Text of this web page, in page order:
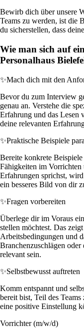
Bewirb dich über unsere
Teams zu werden, ist die
du sicherstellen, dass
Wie man sich auf
Personalhaus
✨Mach dich mit den
Bevor du zum Interview
genau an. Verstehe die
Erfahrung und das Lesen
deine relevanten
✨Praktische Beispiele
Bereite konkrete
Fähigkeiten im Vorrichten
Erfahrungen sprichst,
ein besseres Bild von dir
✨Fragen vorbereiten
Überlege dir im Voraus
stellen möchtest. Das
Arbeitsbedingungen und
Branchenzuschlägen
relevant sein.
✨Selbstbewusst auftreten
Komm entspannt und
bereit bist, Teil des
eine positive Einstellung
Vorrichter (m/w/d)